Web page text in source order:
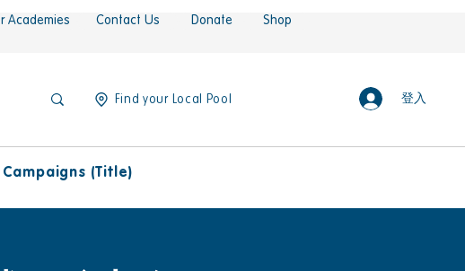
Academies Contact Us Donate Shop
Find your Local Pool 登入
Campaigns (Title)